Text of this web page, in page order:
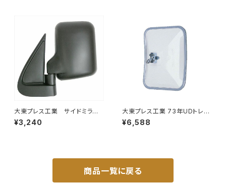
大東プレス工業 サイドミラー/
バックミラー ダイハツ ハイ
ゼット トラック 左 99年～
¥3,240
大東プレス工業 73年UDトレー
ラーミラーL013 （P付） DI-52
¥6,588
商品一覧に戻る